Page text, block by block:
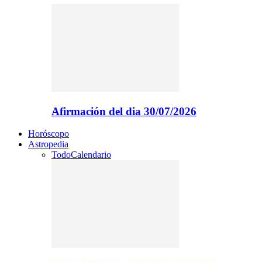
Afirmación del dia 30/07/2026
Horóscopo
Astropedia
TodoCalendario